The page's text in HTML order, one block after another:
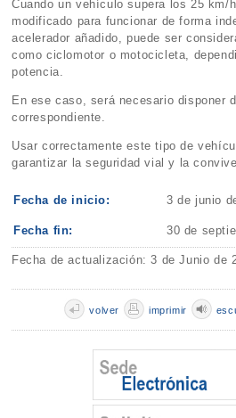
Cuando un vehículo supera los 25 km/
modificado para funcionar de forma
acelerador añadido, puede ser
como ciclomotor o motocicleta,
potencia.
En ese caso, será necesario disponer
correspondiente.
Usar correctamente este tipo de
garantizar la seguridad vial y la
Fecha de inicio: 3 de junio
Fecha fin: 30 de
Fecha de actualización: 3 de Junio de
imprimir
volver